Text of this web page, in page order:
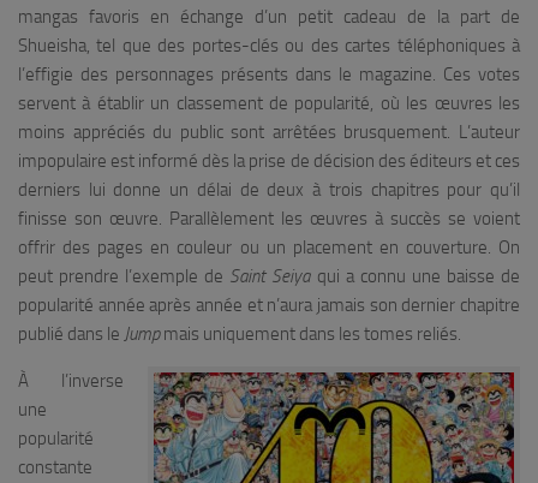
mangas favoris en échange d’un petit cadeau de la part de
Shueisha, tel que des portes-clés ou des cartes téléphoniques à
l’effigie des personnages présents dans le magazine. Ces votes
servent à établir un classement de popularité, où les œuvres les
moins appréciés du public sont arrêtées brusquement. L’auteur
impopulaire est informé dès la prise de décision des éditeurs et ces
derniers lui donne un délai de deux à trois chapitres pour qu’il
finisse son œuvre. Parallèlement les œuvres à succès se voient
offrir des pages en couleur ou un placement en couverture. On
peut prendre l’exemple de Saint Seiyaqui a connu une baisse de
popularité année après année et n’aura jamais son dernier chapitre
publié dans le Jumpmais uniquement dans les tomes reliés.
À l’inverse
une
popularité
constante